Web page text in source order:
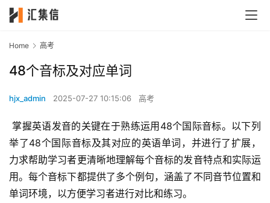
Home 高考
48个音标及对应单词
hjx_admin 2025-07-27 10:15:06 高考
举了48个国际音标及其对应的英语单词，并进行了扩展，
力求帮助学习者更清晰地理解每个音标的发音特点和实际运
用。每个音标下都提供了多个例句，涵盖了不同音节位置和
单词环境，以方便学习者进行对比和练习。